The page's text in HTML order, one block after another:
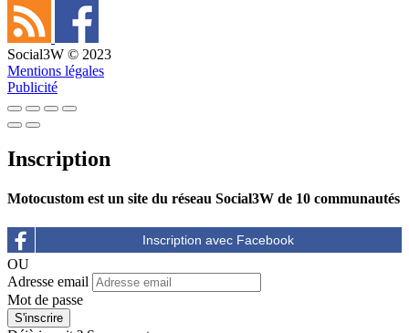
Social3W © 2023
Mentions légales
Publicité
Inscription
Motocustom est un site du réseau Social3W de 10 communautés
OU
Adresse email
Mot de passe